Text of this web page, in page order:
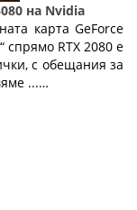
на Nvidia
карта GeForce
спрямо RTX 2080 е
с обещания за
...…